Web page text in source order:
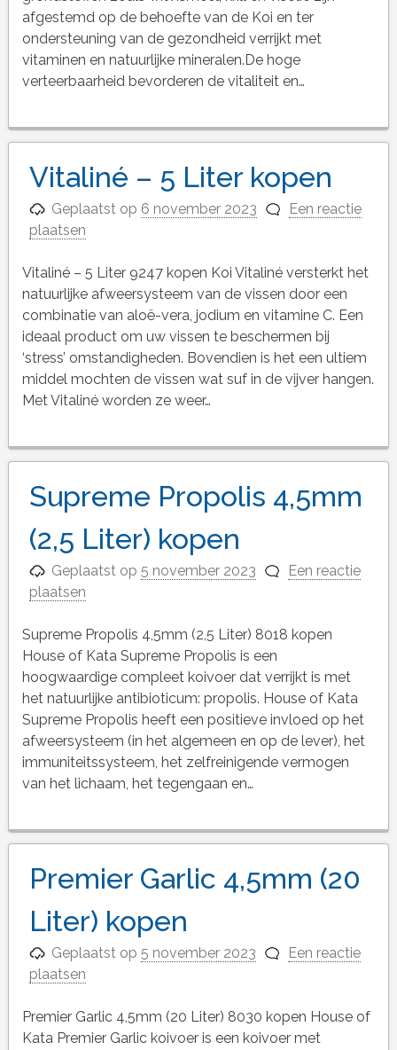
afgestemd op de behoefte van de Koi en ter
ondersteuning van de gezondheid verrijkt met
vitaminen en natuurlijke mineralen.De hoge
verteerbaarheid bevorderen de vitaliteit en…
Vitaliné – 5 Liter kopen
Geplaatst op 6 november 2023
Een reactie
plaatsen
Vitaliné – 5 Liter 9247 kopen Koi Vitaliné versterkt het
natuurlijke afweersysteem van de vissen door een
combinatie van aloë-vera, jodium en vitamine C. Een
ideaal product om uw vissen te beschermen bij
‘stress’ omstandigheden. Bovendien is het een ultiem
middel mochten de vissen wat suf in de vijver hangen.
Met Vitaliné worden ze weer…
Supreme Propolis 4,5mm
(2,5 Liter) kopen
Geplaatst op5 november 2023
Een reactie
plaatsen
Supreme Propolis 4,5mm (2,5 Liter) 8018 kopen
House of Kata Supreme Propolis is een
hoogwaardige compleet koivoer dat verrijkt is met
het natuurlijke antibioticum: propolis. House of Kata
Supreme Propolis heeft een positieve invloed op het
afweersysteem (in het algemeen en op de lever), het
immuniteitssysteem, het zelfreinigende vermogen
van het lichaam, het tegengaan en…
Premier Garlic 4,5mm (20
Liter) kopen
Geplaatst op5 november 2023
Een reactie
plaatsen
Premier Garlic 4,5mm (20 Liter) 8030 kopen House of
Kata Premier Garlic koivoer is een koivoer met